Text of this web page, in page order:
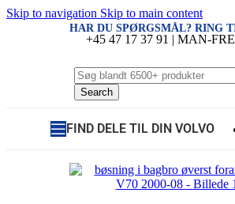
Skip to navigation Skip to main content
HAR DU SPØRGSMÅL? RING
+45 47 17 37 91 | MAN-
Search
FIND DELE TIL DIN VOLVO